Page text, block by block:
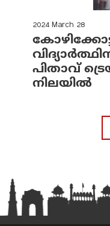
2024 March 28
പിതാവ്
നിലയിൽ